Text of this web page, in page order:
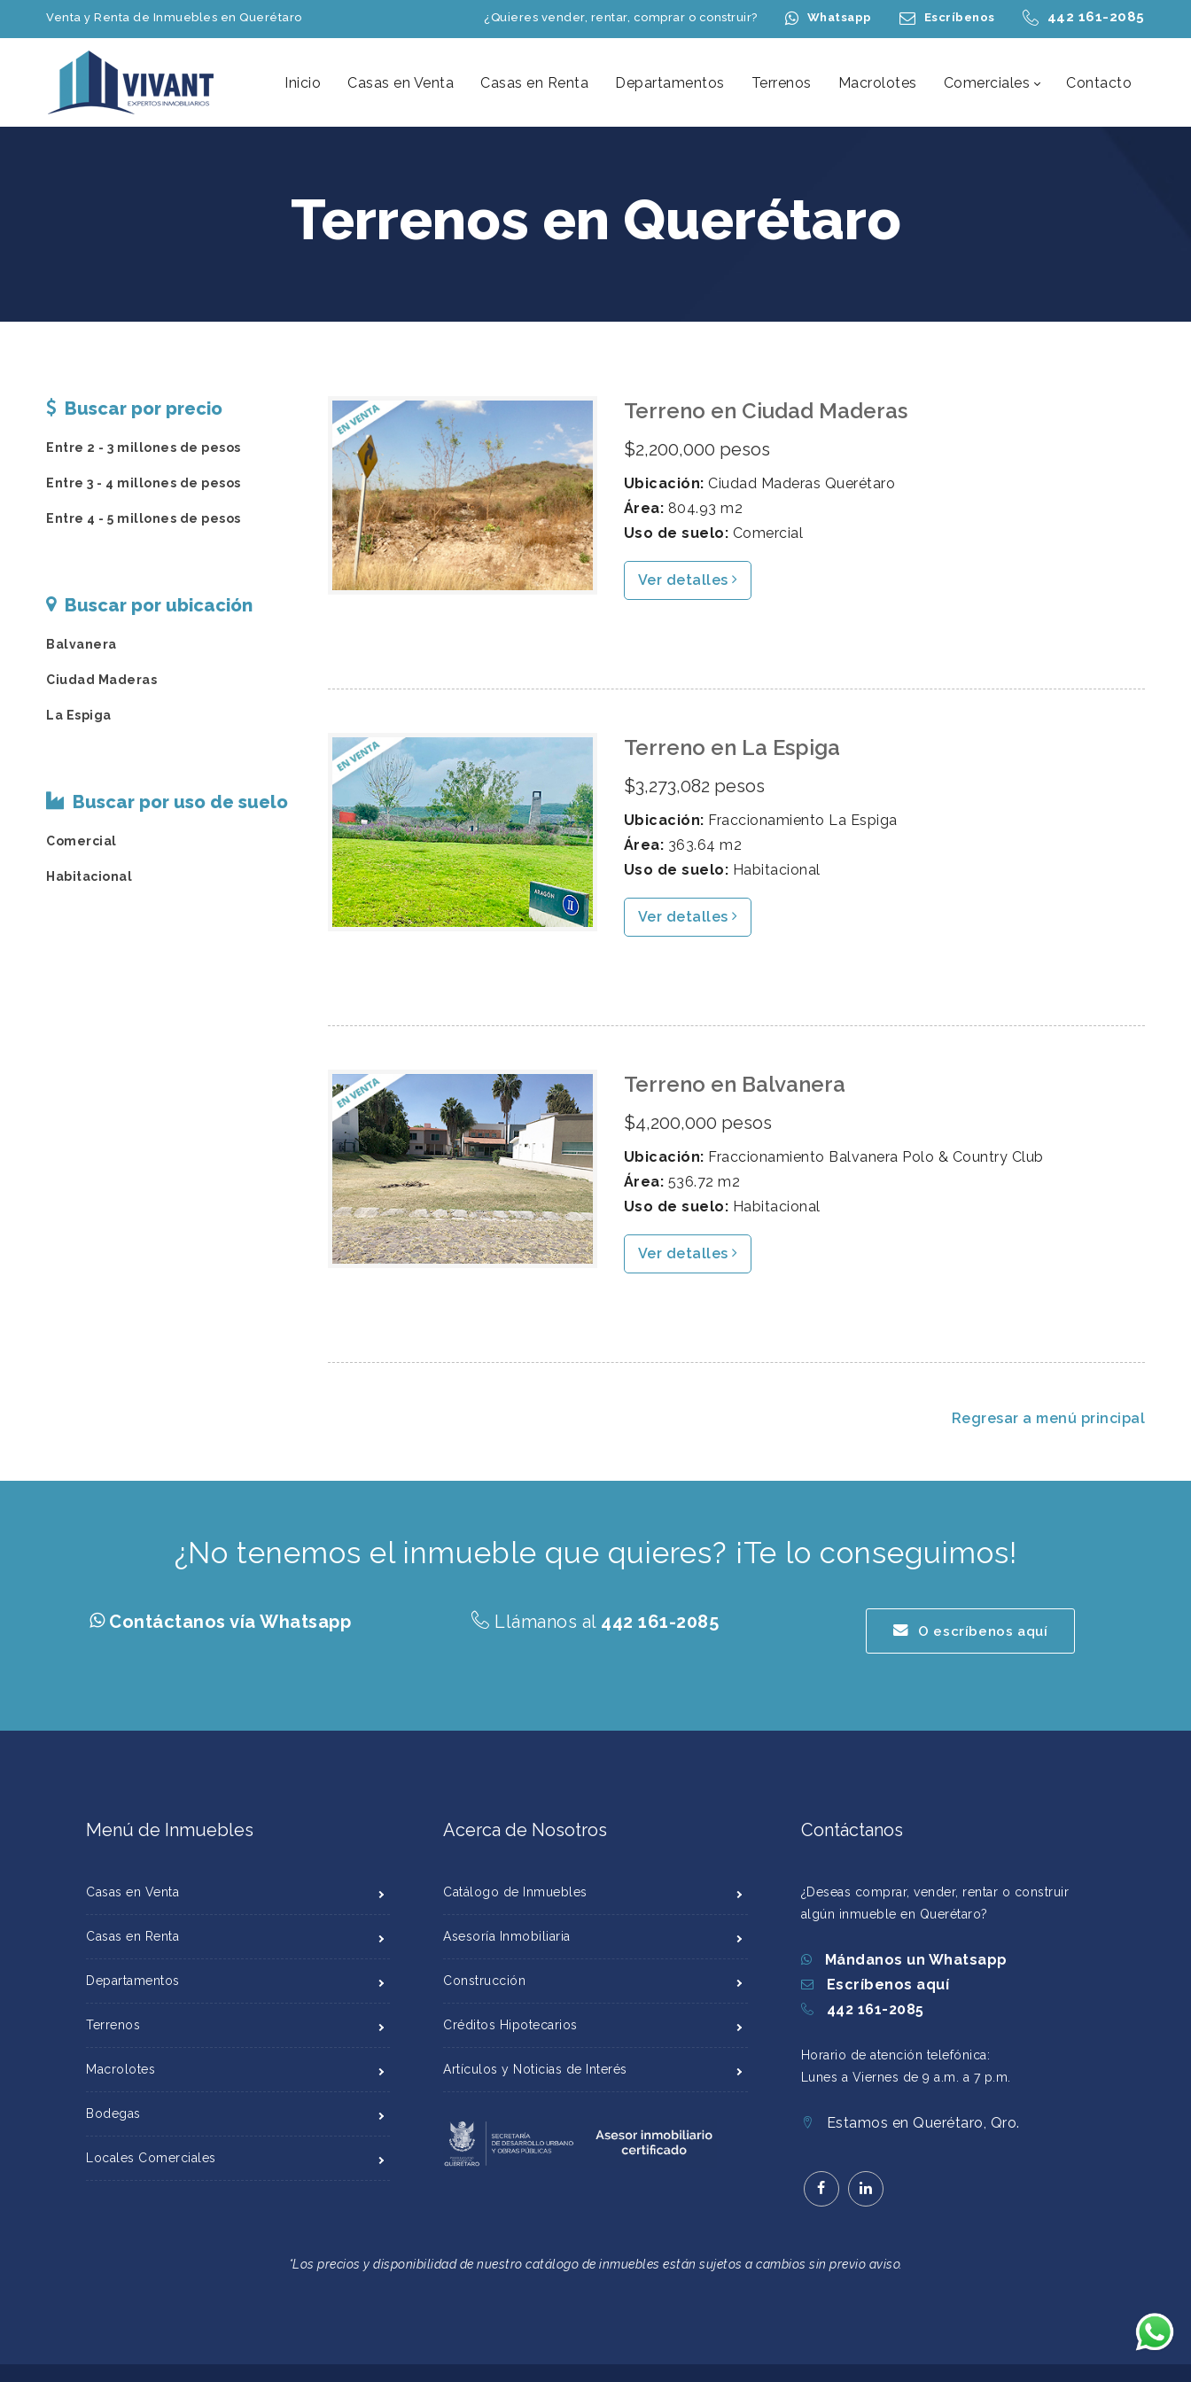
Venta y Renta de Inmuebles en Querétaro ¿Quieres vender, rentar, comprar o construir? Whatsapp Escríbenos 442 161-2085
Inicio Casas en Venta Casas en Renta Departamentos Terrenos Macrolotes Comerciales Contacto
Terrenos en Querétaro
Buscar por precio
Entre 2 - 3 millones de pesos
Entre 3 - 4 millones de pesos
Entre 4 - 5 millones de pesos
Buscar por ubicación
Balvanera
Ciudad Maderas
La Espiga
Buscar por uso de suelo
Comercial
Habitacional
Terreno en Ciudad Maderas
$2,200,000 pesos
Ubicación: Ciudad Maderas Querétaro
Área: 804.93 m2
Uso de suelo: Comercial
Ver detalles
Terreno en La Espiga
$3,273,082 pesos
Ubicación: Fraccionamiento La Espiga
Área: 363.64 m2
Uso de suelo: Habitacional
Ver detalles
Terreno en Balvanera
$4,200,000 pesos
Ubicación: Fraccionamiento Balvanera Polo & Country Club
Área: 536.72 m2
Uso de suelo: Habitacional
Ver detalles
Regresar a menú principal
¿No tenemos el inmueble que quieres? ¡Te lo conseguimos!
Contáctanos vía Whatsapp Llámanos al 442 161-2085 O escríbenos aquí
Menú de Inmuebles
Casas en Venta
Casas en Renta
Departamentos
Terrenos
Macrolotes
Bodegas
Locales Comerciales
Acerca de Nosotros
Catálogo de Inmuebles
Asesoría Inmobiliaria
Construcción
Créditos Hipotecarios
Artículos y Noticias de Interés
Contáctanos
¿Deseas comprar, vender, rentar o construir
algún inmueble en Querétaro?
Mándanos un Whatsapp
Escríbenos aquí
442 161-2085
Horario de atención telefónica:
Lunes a Viernes de 9 a.m. a 7 p.m.
Estamos en Querétaro, Qro.
*Los precios y disponibilidad de nuestro catálogo de inmuebles están sujetos a cambios sin previo aviso.